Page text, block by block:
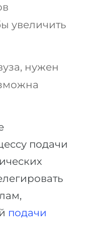
увеличить
нужен
подачи
подачи